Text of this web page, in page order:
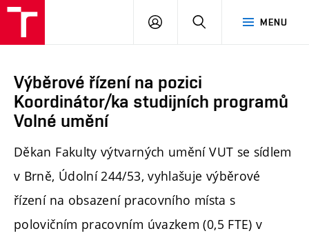
MENU
PŘIHLÁSIT
Výběrové řízení na pozici
Koordinátor/ka studijních programů
Volné umění
Děkan Fakulty výtvarných umění VUT se sídlem
v Brně, Údolní 244/53, vyhlašuje výběrové
řízení na obsazení pracovního místa s
polovičním pracovním úvazkem (0,5 FTE) v